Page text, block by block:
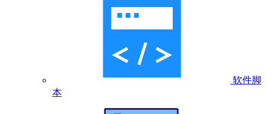
软件脚
本